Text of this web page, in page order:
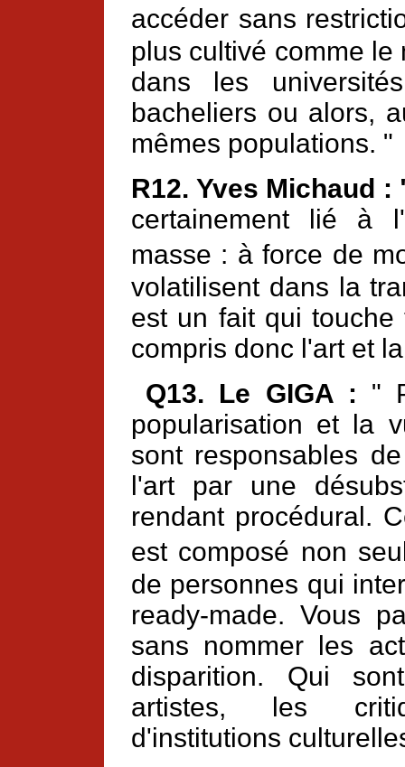
accéder sans
plus cultivé comme
dans les
bacheliers ou alors,
mêmes populations. "
R12. Yves Michaud
certainement lié à
masse : à force de
volatilisent dans la
est un fait qui
compris donc l'art et
Q13. Le GIGA : "
popularisation et la
sont responsables
l'art par une
rendant procédural.
est composé non
de personnes qui
ready-made. Vous
sans nommer les
disparition. Qui
artistes, les
d'institutions